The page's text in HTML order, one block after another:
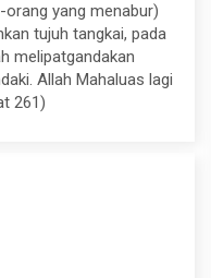
yang menabur)
tujuh tangkai, pada
melipatgandakan
Allah Mahaluas lagi
261)